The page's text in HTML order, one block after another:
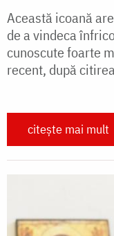
Această icoană
de a vindeca
cunoscute foarte
recent, după
citește mai mult